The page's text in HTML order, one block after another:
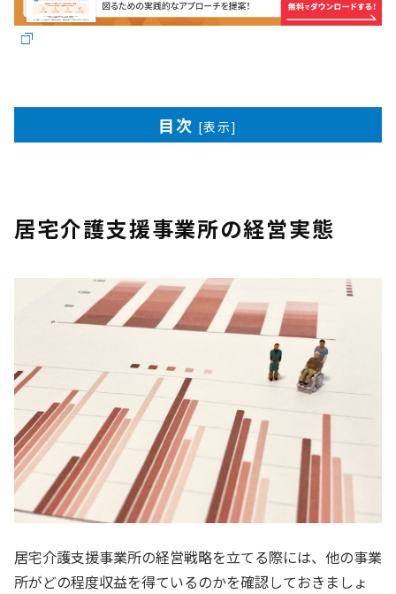
目次 [表示]
居宅介護支援事業所の経営実態
居宅介護支援事業所の経営戦略を立てる際には、他の事業
所がどの程度収益を得ているのかを確認しておきましょ